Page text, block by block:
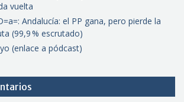
vuelta
Andalucía: el PP gana, pero pierde la
(99,9 % escrutado)
(enlace a pódcast)